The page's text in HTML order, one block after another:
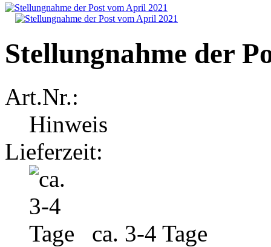
Stellungnahme der
Art.Nr.:
Hinweis
Lieferzeit:
ca. 3-4 Tage